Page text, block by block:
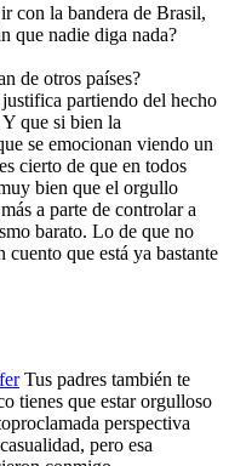
con la bandera de Brasil,
que nadie diga nada?
de otros países?
partiendo del hecho
que si bien la
se emocionan viendo un
cierto de que en todos
bien que el orgullo
a parte de controlar a
barato. Lo de que no
cuento que está ya bastante
Tus padres también te
tienes que estar orgulloso
perspectiva
pero esa